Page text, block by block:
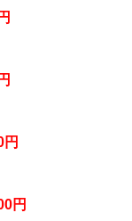
円
円
円
円